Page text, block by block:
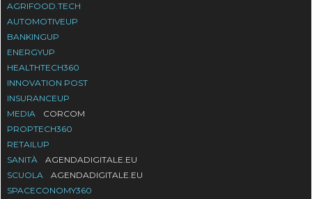
AGRIFOOD.TECH
AUTOMOTIVEUP
BANKINGUP
ENERGYUP
HEALTHTECH360
INNOVATION POST
INSURANCEUP
MEDIA
CORCOM
PROPTECH360
RETAILUP
SANITÀ
AGENDADIGITALE.EU
SCUOLA
AGENDADIGITALE.EU
SPACECONOMY360